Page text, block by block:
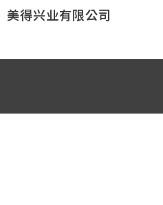
美得兴业有限公司